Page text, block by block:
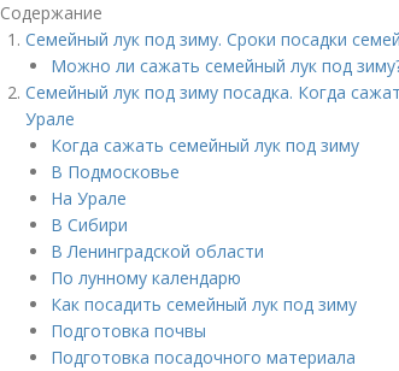
Содержание
Семейный лук под зиму. Сроки посадки
Можно ли сажать семейный лук под
Семейный лук под зиму посадка. Когда
Урале
Когда сажать семейный лук под зиму
В Подмосковье
На Урале
В Сибири
В Ленинградской области
По лунному календарю
Как посадить семейный лук под зиму
Подготовка почвы
Подготовка посадочного материала